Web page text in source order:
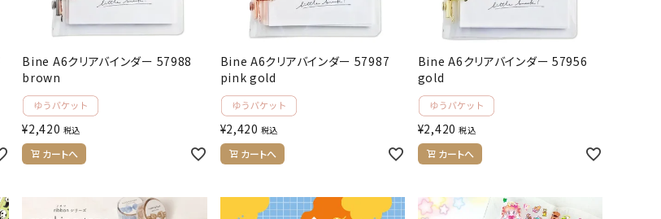
Bine A6クリアバインダー 57988
brown
¥2,420 税込
カートへ
Bine A6クリアバインダー 57987
pink gold
¥2,420 税込
カートへ
Bine A6クリアバインダー 57956
gold
¥2,420 税込
カートへ